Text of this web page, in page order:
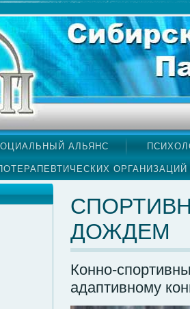
АЛЬЯНС
ДОЖДЕМ
Конно-
адаптивному